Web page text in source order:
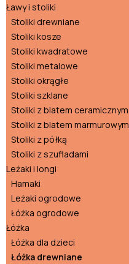
Ławy i stoliki
Stoliki drewniane
Stoliki kosze
Stoliki kwadratowe
Stoliki metalowe
Stoliki okrągłe
Stoliki szklane
Stoliki z blatem ceramicznym
Stoliki z blatem marmurowym
Stoliki z półką
Stoliki z szufladami
Leżaki i longi
Hamaki
Leżaki ogrodowe
Łóżka ogrodowe
Łóżka
Łóżka dla dzieci
Łóżka drewniane